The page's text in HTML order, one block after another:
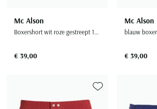
Mc Alson
Boxershort wit roze gestreept 100% katoen
€ 39,00
Mc Alson
€ 39,00